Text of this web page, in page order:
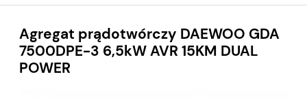
Agregat prądotwórczy DAEWOO GDA
7500DPE-3 6,5kW AVR 15KM DUAL
POWER